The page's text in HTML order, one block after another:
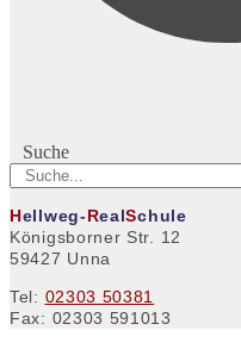
Suche
Hellweg-RealSchule
Königsborner Str. 12
59427 Unna
Tel: 02303 50381
Fax: 02303 591013